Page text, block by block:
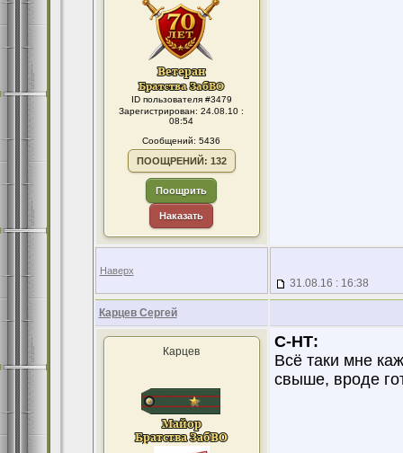
ID пользователя #3479
Зарегистрирован: 24.08.10 :
08:54
Сообщений: 5436
ПООЩРЕНИЙ: 132
Поощрить
Наказать
Наверх
31.08.16 : 16:38
Карцев Сергей
Карцев
С-НТ:
Всё таки мне
свыше, вроде